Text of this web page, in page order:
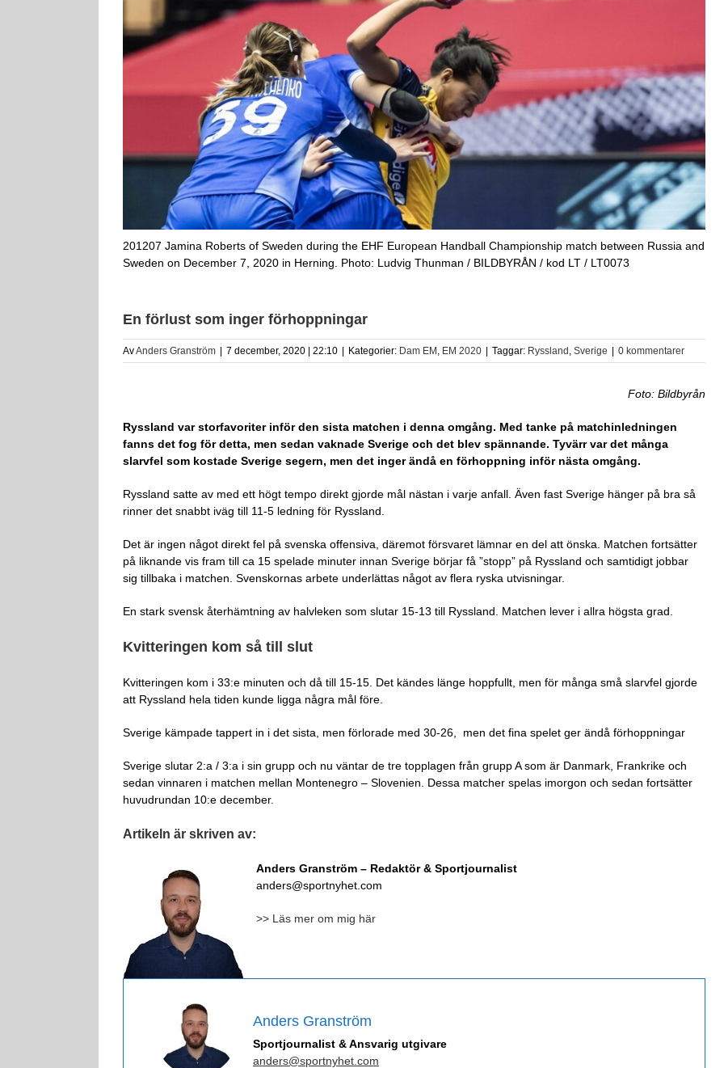
201207 Jamina Roberts of Sweden during the EHF European Handball Championship match between Russia and
Sweden on December 7, 2020 in Herning. Photo: Ludvig Thunman / BILDBYRÅN / kod LT / LT0073
En förlust som inger förhoppningar
AvAnders Granström | 7 december, 2020 | 22:10 | Kategorier: Dam EM, EM 2020 | Taggar: Ryssland, Sverige | 0 kommentarer
Foto: Bildbyrån
Ryssland var storfavoriter inför den sista matchen i denna omgång. Med tanke på matchinledningen
fanns det fog för detta, men sedan vaknade Sverige och det blev spännande. Tyvärr var det många
slarvfel som kostade Sverige segern, men det inger ändå en förhoppning inför nästa omgång.
Ryssland satte av med ett högt tempo direkt gjorde mål nästan i varje anfall. Även fast Sverige hänger på bra så
rinner det snabbt iväg till 11-5 ledning för Ryssland.
Det är ingen något direkt fel på svenska offensiva, däremot försvaret lämnar en del att önska. Matchen fortsätter
på liknande vis fram till ca 15 spelade minuter innan Sverige börjar få ”stopp” på Ryssland och samtidigt jobbar
sig tillbaka i matchen. Svenskornas arbete underlättas något av flera ryska utvisningar.
En stark svensk återhämtning av halvleken som slutar 15-13 till Ryssland. Matchen lever i allra högsta grad.
Kvitteringen kom så till slut
Kvitteringen kom i 33:e minuten och då till 15-15. Det kändes länge hoppfullt, men för många små slarvfel gjorde
att Ryssland hela tiden kunde ligga några mål före.
Sverige kämpade tappert in i det sista, men förlorade med 30-26, men det fina spelet ger ändå förhoppningar
Sverige slutar 2:a / 3:a i sin grupp och nu väntar de tre topplagen från grupp A som är Danmark, Frankrike och
sedan vinnaren i matchen mellan Montenegro – Slovenien. Dessa matcher spelas imorgon och sedan fortsätter
huvudrundan 10:e december.
Artikeln är skriven av:
Anders Granström – Redaktör & Sportjournalist
anders@sportnyhet.com
>> Läs mer om mig här
Anders Granström
Sportjournalist & Ansvarig utgivare
anders@sportnyhet.com